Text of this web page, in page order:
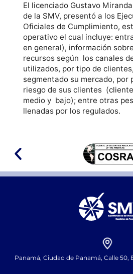
El licenciado Gustavo
de la SMV, presentó a los
Oficiales de Cumplimiento,
operativo el cual incluye:
en general), información
recursos según los canales
utilizados, por tipo de
segmentado su mercado, por
riesgo de sus clientes
medio y bajo); entre otras
llenadas por los regulados.
Panamá, Ciudad de Panamá, Calle 50,